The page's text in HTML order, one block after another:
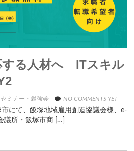
する人材へ ITスキル
セミナー・勉強会 NO COMMENTS YET
にて、飯塚地域雇用創造協議会様、e-
議所・飯塚市商 […]